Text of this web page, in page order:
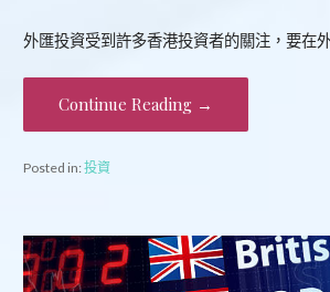
外匯投資受到許多香港投資者的關注，要在
Continue Reading →
Posted in:投資